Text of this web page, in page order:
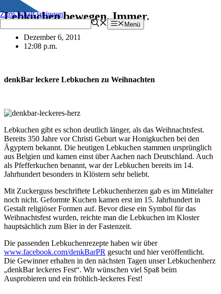
Zum Inhalt springen
Menü
Lebkuchen bewegen. Immer.
Dezember 6, 2011
12:08 p.m.
denkBar leckere Lebkuchen zu Weihnachten
Lebkuchen gibt es schon deutlich länger, als das Weihnachtsfest.
Bereits 350 Jahre vor Christi Geburt war Honigkuchen bei den
Ägyptern bekannt. Die heutigen Lebkuchen stammen ursprünglich
aus Belgien und kamen einst über Aachen nach Deutschland. Auch
als Pfefferkuchen benannt, war der Lebkuchen bereits im 14.
Jahrhundert besonders in Klöstern sehr beliebt.
Mit Zuckerguss beschriftete Lebkuchenherzen gab es im Mittelalter
noch nicht. Geformte Kuchen kamen erst im 15. Jahrhundert in
Gestalt religiöser Formen auf. Bevor diese ein Symbol für das
Weihnachtsfest wurden, reichte man die Lebkuchen im Kloster
hauptsächlich zum Bier in der Fastenzeit.
Die passenden Lebkuchenrezepte haben wir über
www.facebook.com/denkBarPR gesucht und hier veröffentlicht.
Die Gewinner erhalten in den nächsten Tagen unser Lebkuchenherz
„denkBar leckeres Fest“. Wir wünschen viel Spaß beim
Ausprobieren und ein fröhlich-leckeres Fest!